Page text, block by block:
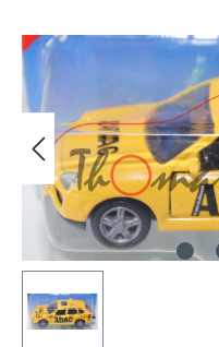
Bildergalerie überspringen